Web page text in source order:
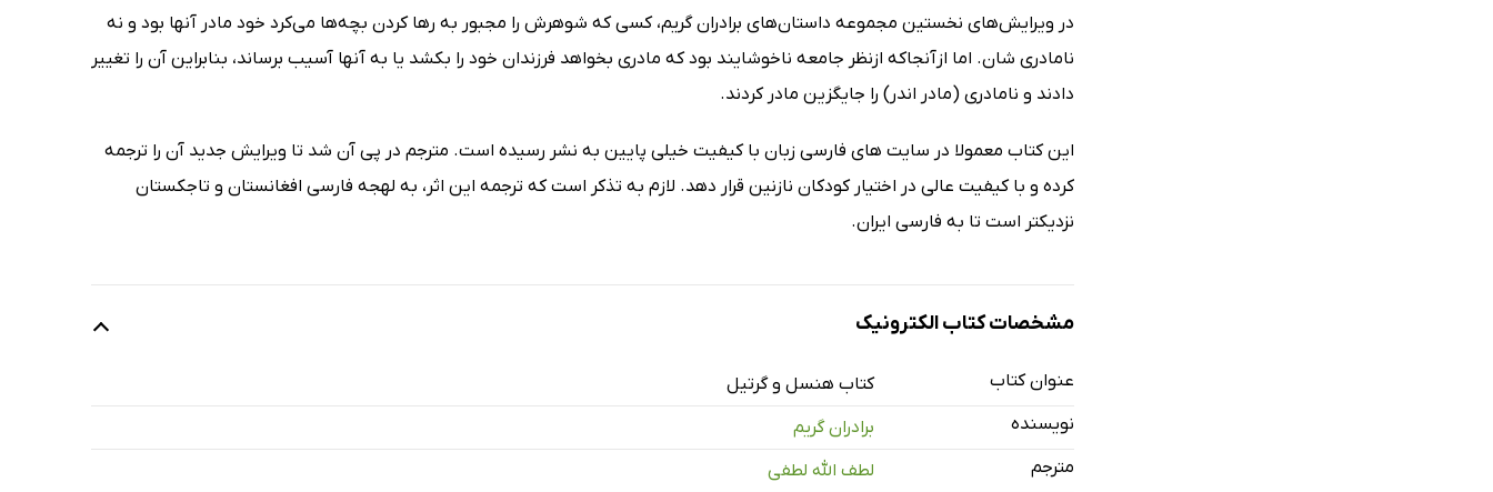
در ویرایش‌های نخستین مجموعه داستان‌های برادران گریم، کسی که شوهرش را مجبور به رها کردن بچه‌ها می‌کرد خود مادر آنها بود و نه
نامادری شان. اما ازآنجاکه ازنظر جامعه ناخوشایند بود که مادری بخواهد فرزندان خود را بکشد یا به آنها آسیب برساند، بنابراین آن را تغییر
دادند و نامادری (مادر اندر) را جایگزین مادر کردند.
این کتاب معمولا در سایت های فارسی زبان با کیفیت خیلی پایین به نشر رسیده است. مترجم در پی آن شد تا ویرایش جدید آن را ترجمه
کرده و با کیفیت عالی در اختیار کودکان نازنین قرار دهد. لازم به تذکر است که ترجمه این اثر، به لهجه فارسی افغانستان و تاجکستان
نزدیکتر است تا به فارسی ایران.
مشخصات کتاب الکترونیک
عنوان کتاب
کتاب هنسل و گرتیل
نویسنده
برادران گریم
مترجم
لطف الله لطفی